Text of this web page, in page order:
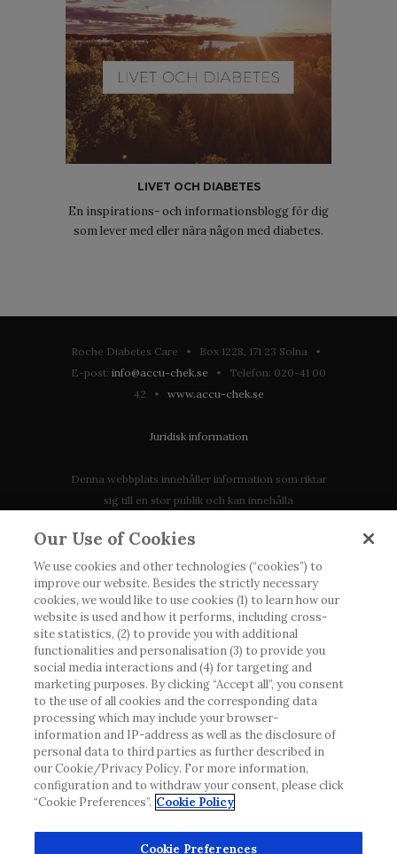
LIVET OCH DIABETES
En inspirations- och informationsblogg för dig
som lever med eller nära någon med diabetes.
Roche Diabetes Care • Box 1228, 171 23 Solna •
E-post: info@accu-chek.se • Telefon: 020-41 00
42 • www.accu-chek.se
Juridisk information
Denna webbplats innehåller information som riktar
sig till en stor publik och kan innehålla
tillgänglig eller giltig i ditt land. Vänligen observera
att vi inte tar något ansvar för information som
eventuellt inte uppfyller någon gällande rättslig
process, förordning, registrering eller användning i
landet där du bor.
Roche har inte alltid möjlighet att kvalitetssäkra
andras inlägg, men kommer att ta bort vilseledande
eller olämpliga inlägg i möjligaste mån. Vi har inget
ansvar för innehållet på externa webbplatser som
det länkas till. Kopiering av material från denna
webbplats för användning någon annanstans är inte
tillåtet utan överenskommelse. Webbplatsen säljer
Our Use of Cookies
We use cookies and other technologies (“cookies”) to
improve our website. Besides the strictly necessary
cookies, we would like to use cookies (1) to learn how our
website is used and how it performs, including cross-
site statistics, (2) to provide you with additional
functionalities and personalisation (3) to provide you
social media interactions and (4) for targeting and
marketing purposes. By clicking “Accept all”, you consent
to the use of all cookies and the corresponding data
processing which may include your browser-
information and IP-address as well as the disclosure of
personal data to third parties as further described in
our Cookie/Privacy Policy. For more information,
configuration and to withdraw your consent, please click
“Cookie Preferences”. Cookie Policy
Cookie Preferences